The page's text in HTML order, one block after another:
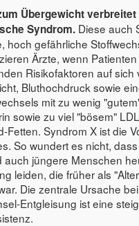
Übergewicht
Syndrom. Diese auch
hoch gefährliche
Ärzte, wenn
Risikofaktoren auf sich
Bluthochdruck sowie
mit zu wenig
sowie zu viel "bösem"
Fetten. Syndrom X ist die
So wundert es nicht,
auch jüngere Menschen
leiden, die früher als
Die zentrale Ursache
Entgleisung ist eine